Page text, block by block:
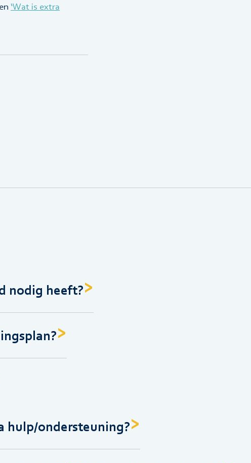
en ‘Wat is extra
nodig heeft?
hulp/ondersteuning?